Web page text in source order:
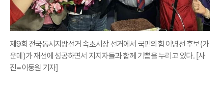
제9회 전국동시지방선거 속초시장 선거에서 국민의힘 이병선 후보(가
운데)가 재선에 성공하면서 지지자들과 함께 기쁨을 누리고 있다. [사
진=이동원 기자]